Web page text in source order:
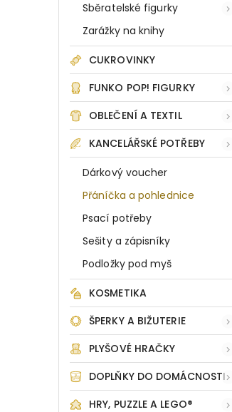
Sběratelské figurky
Zarážky na knihy
CUKROVINKY
FUNKO POP! FIGURKY
OBLEČENÍ A TEXTIL
KANCELÁŘSKÉ POTŘEBY
Dárkový voucher
Přáníčka a pohlednice
Psací potřeby
Sešity a zápisníky
Podložky pod myš
KOSMETIKA
ŠPERKY A BIŽUTERIE
PLYŠOVÉ HRAČKY
DOPLŇKY DO DOMÁCNOSTI
HRY, PUZZLE A LEGO®